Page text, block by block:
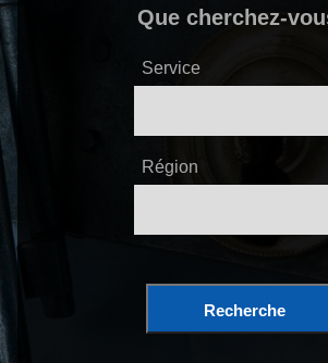
Que cherchez-
Service
Région
Recherche